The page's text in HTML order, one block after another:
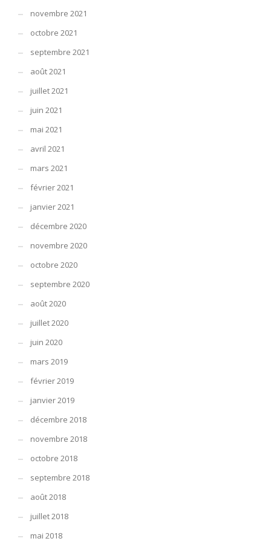
novembre 2021
octobre 2021
septembre 2021
août 2021
juillet 2021
juin 2021
mai 2021
avril 2021
mars 2021
février 2021
janvier 2021
décembre 2020
novembre 2020
octobre 2020
septembre 2020
août 2020
juillet 2020
juin 2020
mars 2019
février 2019
janvier 2019
décembre 2018
novembre 2018
octobre 2018
septembre 2018
août 2018
juillet 2018
mai 2018